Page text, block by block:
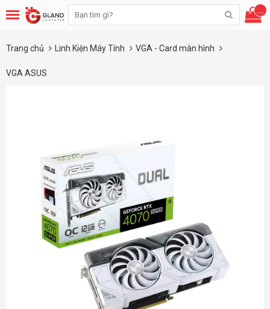
...
Trang chủ Linh Kiện Máy Tính VGA - Card màn hình
VGA ASUS